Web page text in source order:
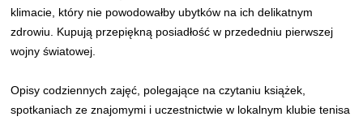
klimacie, który nie powodowałby ubytków na ich delikatnym
zdrowiu. Kupują przepiękną posiadłość w przededniu pierwszej
wojny światowej.
Opisy codziennych zajęć, polegające na czytaniu książek,
spotkaniach ze znajomymi i uczestnictwie w lokalnym klubie tenisa